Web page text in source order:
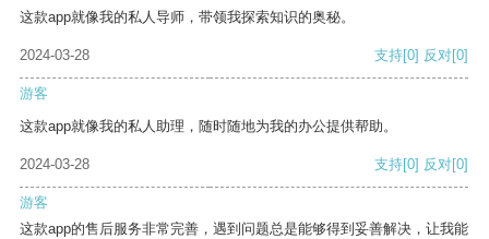
这款app就像我的私人导师，带领我探索知识的奥秘。
2024-03-28 支持[0] 反对[0]
游客
这款app就像我的私人助理，随时随地为我的办公提供帮助。
2024-03-28 支持[0] 反对[0]
游客
这款app的售后服务非常完善，遇到问题总是能够得到妥善解决，让我能